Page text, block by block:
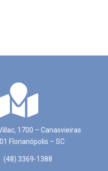
1700 – Canasvieiras
Florianópolis – SC
(48) 3369-1388